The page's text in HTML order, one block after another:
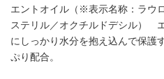
エントオイル（※表示名称：ラウ
ステリル／オクチルドデシル）
にしっかり水分を抱え込んで保護
ぷり配合。